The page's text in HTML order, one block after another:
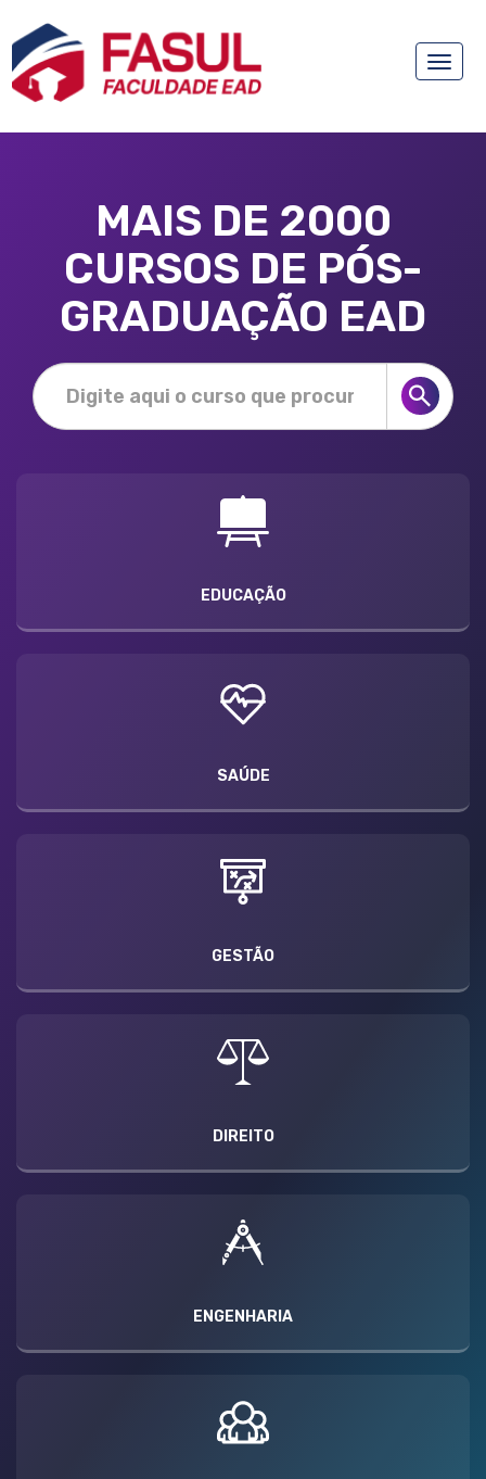
Toggle
MAIS DE 2000
CURSOS DE PÓS-
GRADUAÇÃO EAD
EDUCAÇÃO
SAÚDE
GESTÃO
DIREITO
ENGENHARIA